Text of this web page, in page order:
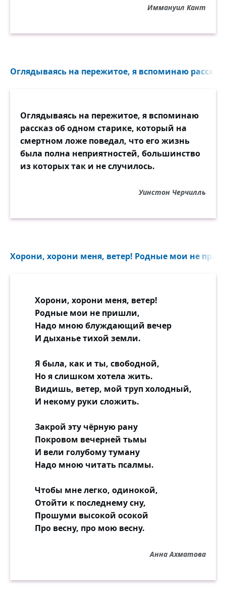
Иммануил Кант
Оглядываясь на пережитое, я вспоминаю
Оглядываясь на пережитое, я вспоминаю
рассказ об одном старике, который на
смертном ложе поведал, что его жизнь
была полна неприятностей, большинство
из которых так и не случилось.
Уинстон Черчилль
Хорони, хорони меня, ветер! Родные мои не
Хорони, хорони меня, ветер!
Родные мои не пришли,
Надо мною блуждающий вечер
И дыханье тихой земли.
Я была, как и ты, свободной,
Но я слишком хотела жить.
Видишь, ветер, мой труп холодный,
И некому руки сложить.
Закрой эту чёрную рану
Покровом вечерней тьмы
И вели голубому туману
Надо мною читать псалмы.
Чтобы мне легко, одинокой,
Отойти к последнему сну,
Прошуми высокой осокой
Про весну, про мою весну.
Анна Ахматова